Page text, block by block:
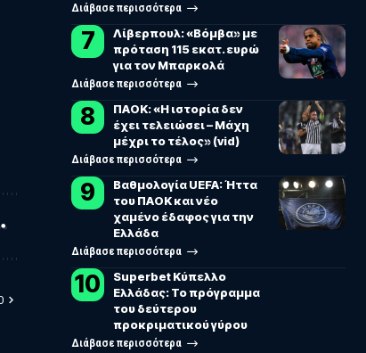
Διάβασε περισσότερα
Λίβερπουλ: «Βόμβα» με
πρόταση 115 εκατ. ευρώ
για τον Μπαρκολά
Διάβασε περισσότερα
ΠΑΟΚ: «Η ιστορία δεν
έχει τελειώσει – Μάχη
μέχρι το τέλος» (vid)
Διάβασε περισσότερα
Βαθμολογία UEFA: Ήττα
του ΠΑΟΚ και νέο
χαμένο έδαφος για την
Ελλάδα
Διάβασε περισσότερα
Superbet Κύπελλο
Ελλάδας: Το πρόγραμμα
του δεύτερου
προκριματικού γύρου
Διάβασε περισσότερα